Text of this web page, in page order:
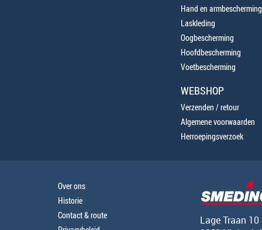
Hand en armbescherming
Laskleding
Oogbescherming
Hoofdbescherming
Voetbescherming
WEBSHOP
Verzenden / retour
Algemene voorwaarden
Herroepingsverzoek
Over ons
Historie
Contact & route
Lage Traan 10